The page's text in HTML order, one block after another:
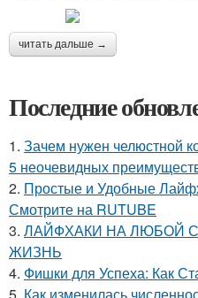
читать дальше →
Последние
1. Зачем нужен челюстной
5 неочевидных
2. Простые и Удобные
Смотрите на RUTUBE
3. ЛАЙФХАКИ НА ЛЮБОЙ
ЖИЗНЬ
4. Фишки для Успеха: Как